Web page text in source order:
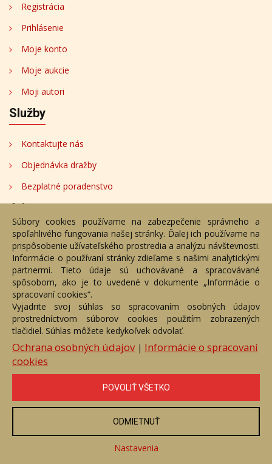
Registrácia
Prihlásenie
Moje konto
Moje aukcie
Moji autori
Služby
Kontaktujte nás
Objednávka dražby
Bezplatné poradenstvo
Adresa
Nižný Hrušov 333, 094 22, Slovenská republika
+421 905 356 921
+421 905 959 101
dartesro@dartesro.sk
Hlavná stránka Aukčný katalóg
Objednávka dražby
Termíny aukcií
Online Aukcia
DARTE AUKČNÁ SPOLOČNOSŤ s.r.o. © 2007 - 2026
Akékoľvek používanie obrazových a textových súčastí tejto stránky je
podmienené výslovným súhlasom jej vlastníka. Všetky práva sú
vyhradené.
Súbory cookies používame na zabezpečenie správneho a
spoľahlivého fungovania našej stránky. Ďalej ich používame na
prispôsobenie užívateľského prostredia a analýzu návštevnosti.
Informácie o používaní stránky zdieľame s našimi analytickými
partnermi. Tieto údaje sú uchovávané a spracovávané
spôsobom, ako je to uvedené v dokumente „Informácie o
spracovaní cookies“.
Vyjadrite svoj súhlas so spracovaním osobných údajov
prostredníctvom súborov cookies použitím zobrazených
tlačidiel. Súhlas môžete kedykoľvek odvolať.
Ochrana osobných údajov| Informácie o spracovaní
cookies
POVOLIŤ VŠETKO
ODMIETNUŤ
Nastavenia